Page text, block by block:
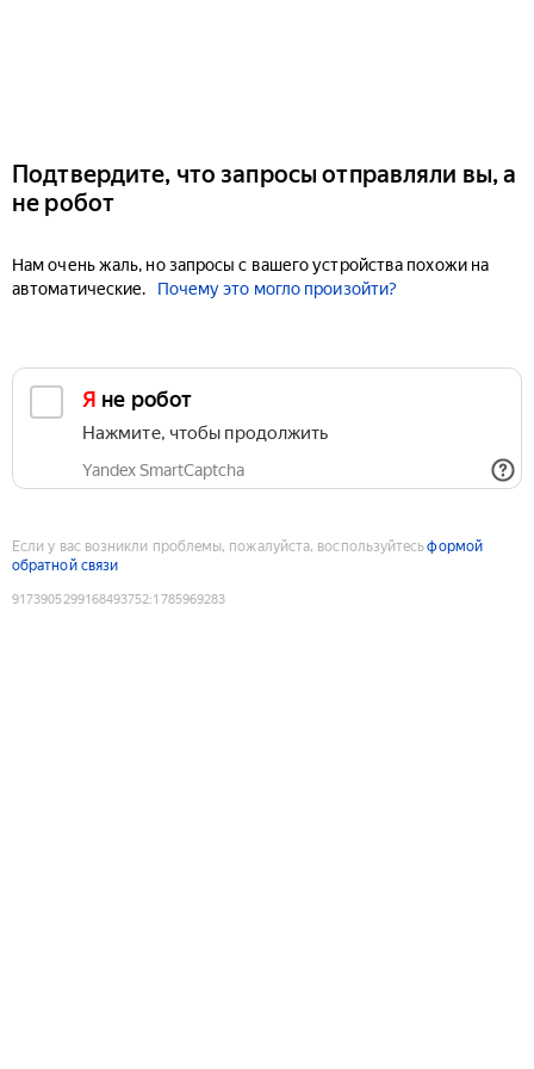
Подтвердите, что запросы отправляли вы, а
не робот
Нам очень жаль, но запросы с вашего устройства похожи на
автоматические.
Почему это могло произойти?
Я не робот
Нажмите, чтобы продолжить
Yandex SmartCaptcha
Если у вас возникли проблемы, пожалуйста, воспользуйтесьформой
обратной связи
9173905299168493752:1785969283